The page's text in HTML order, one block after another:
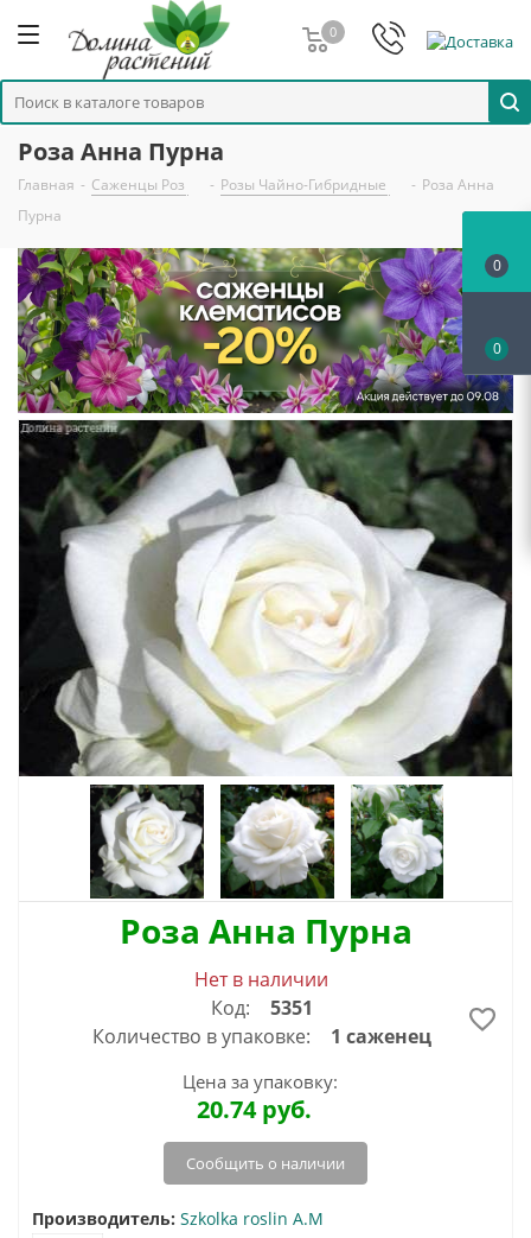
0
Роза Анна Пурна
Главная - Саженцы Роз - Розы Чайно-Гибридные - Роза Анна
Пурна
Роза Анна Пурна
Нет в наличии
Код:
5351
Количество в упаковке:
1 саженец
Цена за упаковку:
20.74руб.
Сообщить о наличии
Производитель: Szkolka roslin A.M
0
0